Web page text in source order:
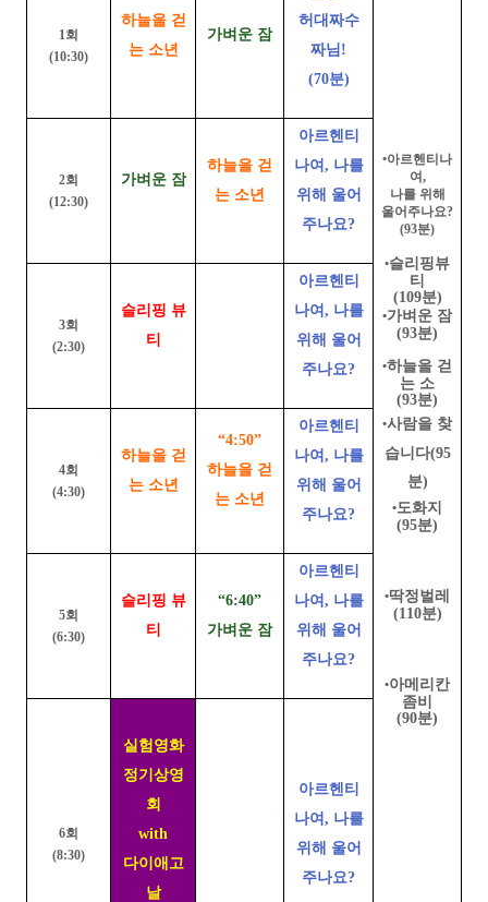
1회
(10:30)
하늘을 걷
는 소년
가벼운 잠
허대짜수
짜님!
(70분)
•아르헨티나
여,
나를 위해
울어주나요?
(93분)
•슬리핑뷰
티
(109분)
•가벼운 잠
(93분)
•하늘을 걷
는 소
(93분)
•사람을 찾
습니다(95
분)
•도화지
(95분)
•딱정벌레
(110분)
•아메리칸
좀비
(90분)
2회
(12:30)
가벼운 잠
하늘을 걷
는 소년
아르헨티
나여, 나를
위해 울어
주나요?
3회
(2:30)
슬리핑 뷰
티
아르헨티
나여, 나를
위해 울어
주나요?
4회
(4:30)
하늘을 걷
는 소년
“4:50”
하늘을 걷
는 소년
아르헨티
나여, 나를
위해 울어
주나요?
5회
(6:30)
슬리핑 뷰
티
“6:40”
가벼운 잠
아르헨티
나여, 나를
위해 울어
주나요?
6회
(8:30)
실험영화
정기상영
회
with
다이애고
날
아르헨티
나여, 나를
위해 울어
주나요?